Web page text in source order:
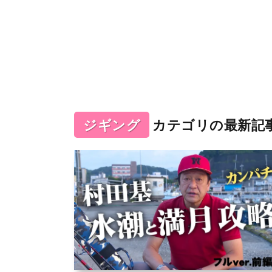
ジギング カテゴリの最新記